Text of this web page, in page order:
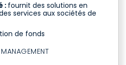
: fournit des solutions en
services aux sociétés de
de fonds